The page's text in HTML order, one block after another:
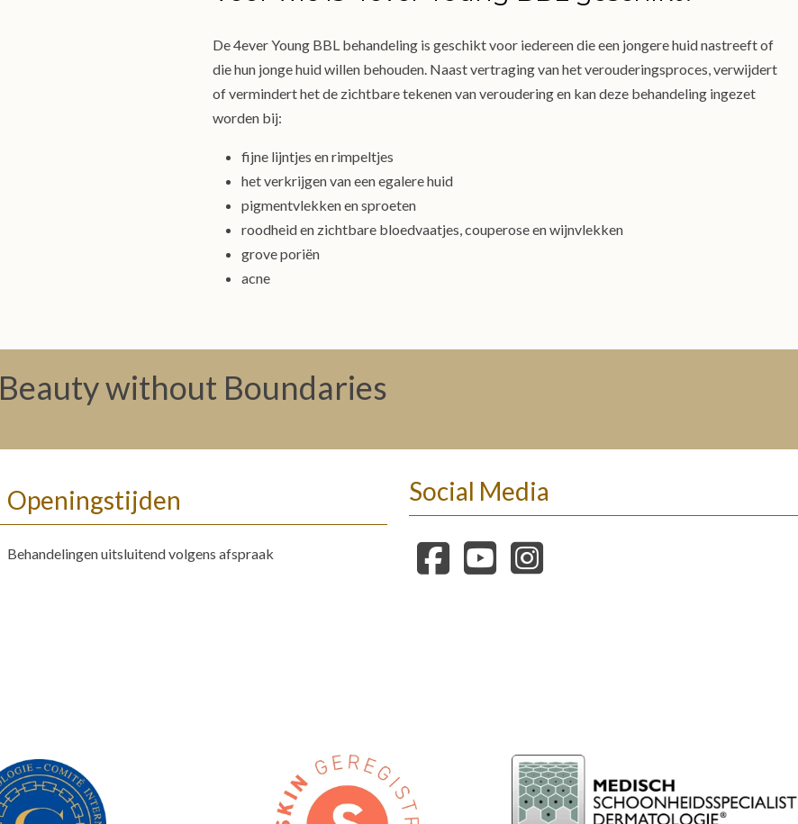
De 4ever Young BBL behandeling is geschikt voor iedereen die een jongere huid nastreeft of
die hun jonge huid willen behouden. Naast vertraging van het verouderingsproces, verwijdert
of vermindert het de zichtbare tekenen van veroudering en kan deze behandeling ingezet
worden bij:
fijne lijntjes en rimpeltjes
het verkrijgen van een egalere huid
pigmentvlekken en sproeten
roodheid en zichtbare bloedvaatjes, couperose en wijnvlekken
grove poriën
acne
Beauty without Boundaries
Openingstijden
Behandelingen uitsluitend volgens afspraak
Social Media